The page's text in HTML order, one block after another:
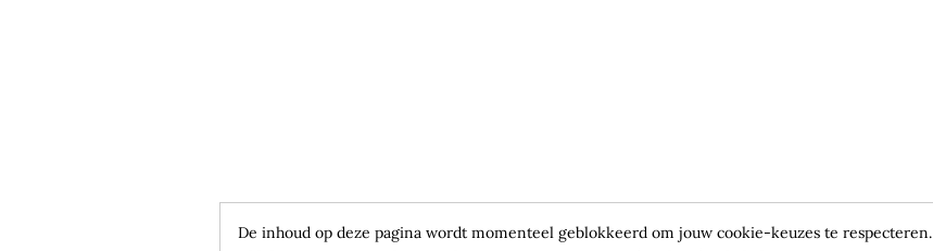
De inhoud op deze pagina wordt momenteel geblokkeerd om jouw cookie-keuzes te respecteren.